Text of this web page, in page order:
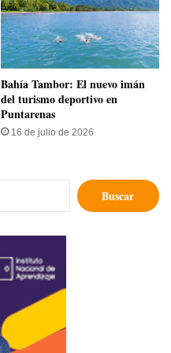
Bahía Tambor: El nuevo imán
del turismo deportivo en
Puntarenas
16 de julio de 2026
Buscar: